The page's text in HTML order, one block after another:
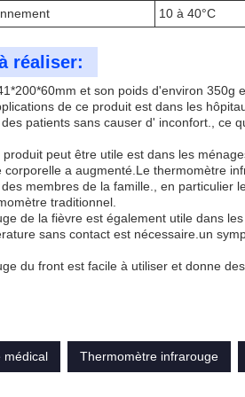
10 à 40°C
réaliser:
et son poids d'environ 350g
de ce produit est dans les
patients sans causer d' inconfort., ce
peut être utile est dans les
corporelle a augmenté.Le thermomètre
membres de la famille., en particulier
traditionnel.
de la fièvre est également utile dans
sans contact est nécessaire.un
du front est facile à utiliser et donne
médical
Thermomètre infrarouge